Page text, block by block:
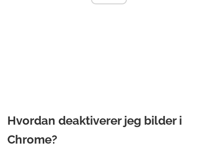
Hvordan deaktiverer jeg bilder i
Chrome?